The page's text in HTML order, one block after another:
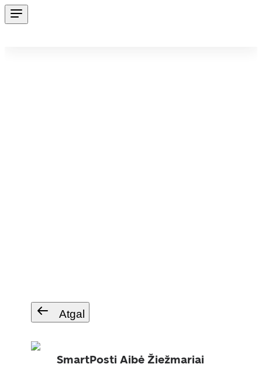
Atgal
SmartPosti Aibė Žiežmariai